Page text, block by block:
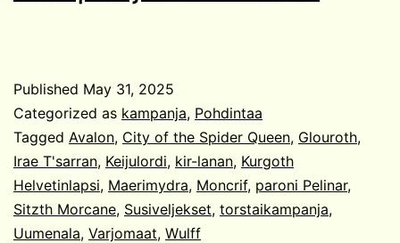
Published May 31, 2025
Categorized as kampanja, Pohdintaa
Tagged Avalon, City of the Spider Queen, Glouroth,
Irae T'sarran, Keijulordi, kir-lanan, Kurgoth
Helvetinlapsi, Maerimydra, Moncrif, paroni Pelinar,
Sitzth Morcane, Susiveljekset, torstaikampanja,
Uumenala, Varjomaat, Wulff